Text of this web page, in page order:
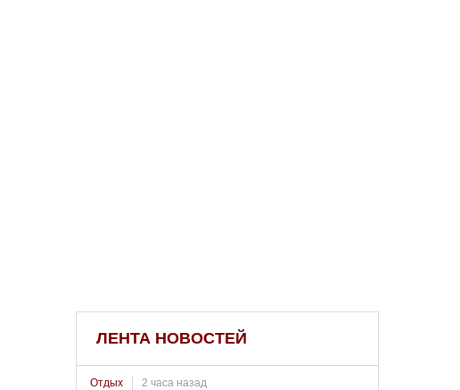
ЛЕНТА НОВОСТЕЙ
Отдых 2 часа назад